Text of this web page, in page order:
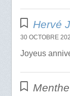
Hervé
30 OCTOBRE
Joyeus